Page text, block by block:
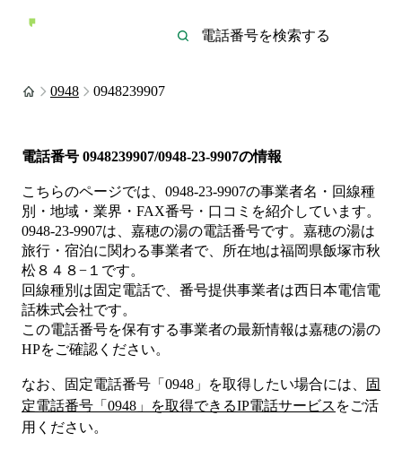
0948 0948239907
電話番号 0948239907/0948-23-9907の情報
こちらのページでは、 0948-23-9907の事業者名・回線種
別・地域・業界・FAX番号・口コミを紹介しています。
0948-23-9907は、 嘉穂の湯の電話番号です。 嘉穂の湯は
旅行・宿泊に関わる事業者で、所在地は福岡県飯塚市秋
松８４８−１ です。
回線種別は固定電話で、番号提供事業者は西日本電信電
話株式会社です。
この電話番号を保有する事業者の最新情報は嘉穂の湯の
HPをご確認ください。
なお、固定電話番号「 0948 」を取得したい場合には、
固
定電話番号「 0948 」を取得できるIP電話サービス をご活
用ください。